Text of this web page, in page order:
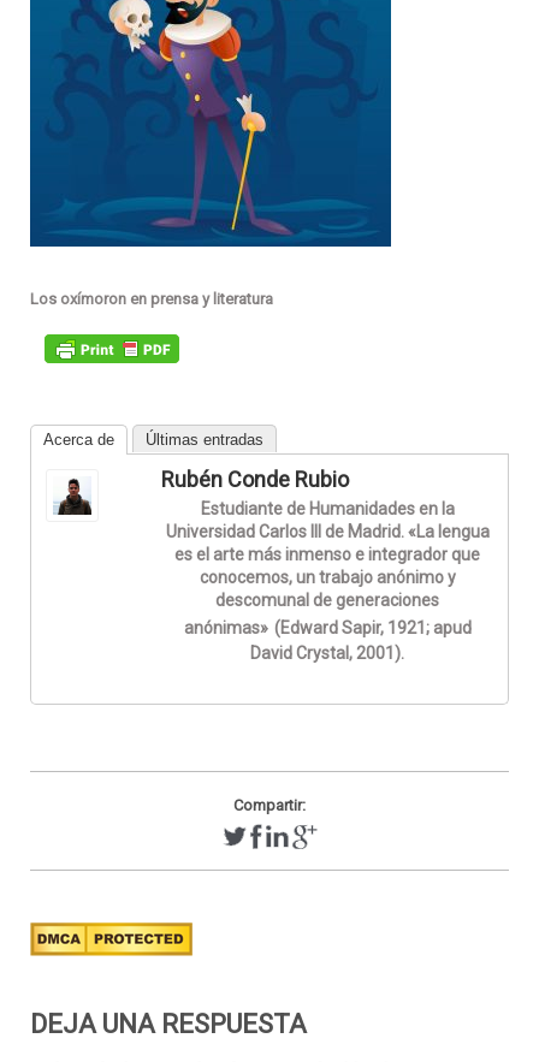
Los oxímoron en prensa y literatura
Acerca de Últimas entradas
Rubén Conde Rubio
Estudiante de Humanidades en la
Universidad Carlos III de Madrid. «La lengua
es el arte más inmenso e integrador que
conocemos, un trabajo anónimo y
descomunal de generaciones
anónimas» (Edward Sapir, 1921; apud
David Crystal, 2001).
Compartir:
DEJA UNA RESPUESTA